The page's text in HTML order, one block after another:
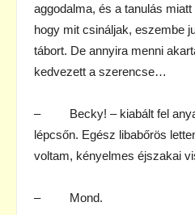
aggodalma, és a tanulás
hogy mit csináljak, eszembe
tábort. De annyira menni
kedvezett a szerencse…
– Becky! – kiabált fel anya,
lépcsőn. Egész libabőrös
voltam, kényelmes éjszakai
– Mond.